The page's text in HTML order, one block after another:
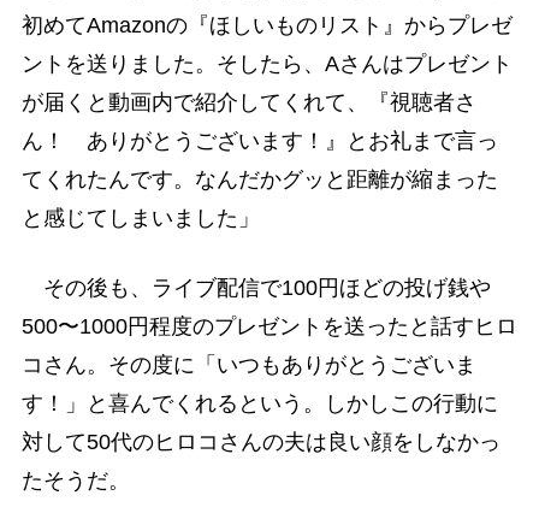
初めてAmazonの『ほしいものリスト』からプレゼ
ントを送りました。そしたら、Aさんはプレゼント
が届くと動画内で紹介してくれて、『視聴者さ
ん！ ありがとうございます！』とお礼まで言っ
てくれたんです。なんだかグッと距離が縮まった
と感じてしまいました」
その後も、ライブ配信で100円ほどの投げ銭や
500〜1000円程度のプレゼントを送ったと話すヒロ
コさん。その度に「いつもありがとうございま
す！」と喜んでくれるという。しかしこの行動に
対して50代のヒロコさんの夫は良い顔をしなかっ
たそうだ。